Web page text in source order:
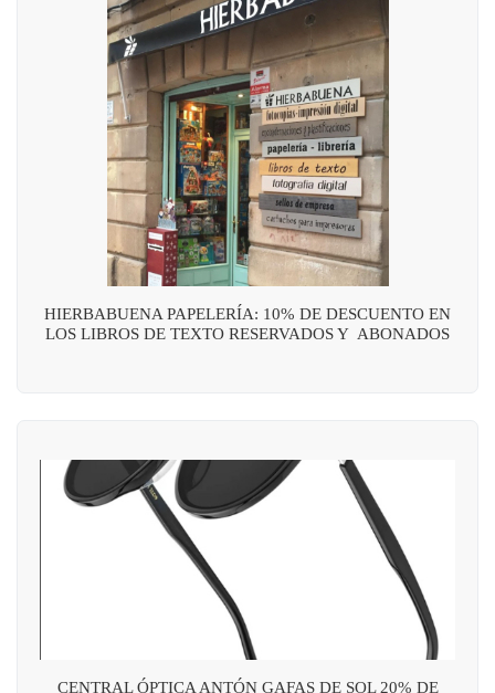
HIERBABUENA PAPELERÍA: 10% DE DESCUENTO EN
LOS LIBROS DE TEXTO RESERVADOS Y ABONADOS
CENTRAL ÓPTICA ANTÓN GAFAS DE SOL 20% DE